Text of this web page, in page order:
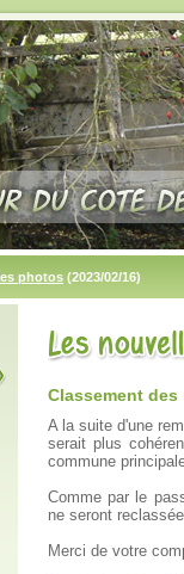
photos (2023/02/16)
Classement
A la suite d'une
serait plus
commune
Comme par le
ne seront
Merci de votre